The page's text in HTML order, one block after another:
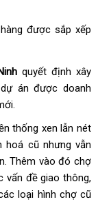
được sắp xếp
quyết định xây
án được doanh
thống xen lẫn nét
hoá cũ nhưng vẫn
Thêm vào đó chợ
vấn đề giao thông,
loại hình chợ cũ